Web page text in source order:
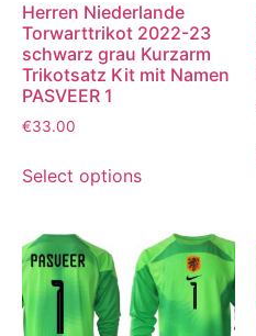
Herren Niederlande
Torwarttrikot 2022-23
schwarz grau Kurzarm
Trikotsatz Kit mit Namen
PASVEER 1
€33.00
Select options